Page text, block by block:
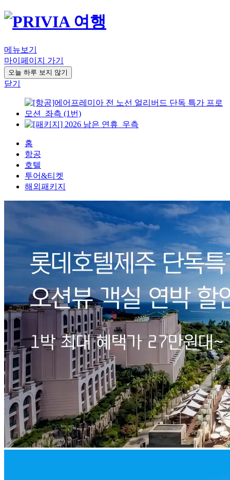
메뉴보기
마이페이지 가기
오늘 하루 보지 않기
닫기
홈
항공
호텔
투어&티켓
해외패키지